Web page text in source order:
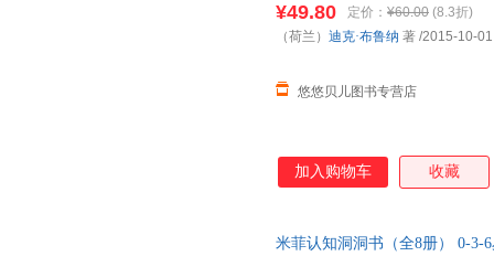
¥49.80 定价： ¥60.00 (8.3折)
悠悠贝儿图书专营店
（荷兰） 迪克·布鲁纳 著 /2015-10-01
加入购物车 收藏
米菲认知洞洞书（全8册） 0-3-